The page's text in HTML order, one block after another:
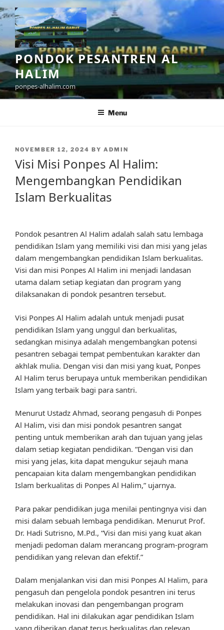
Skip
to
content
PONDOK PESANTREN AL
HALIM
ponpes-alhalim.com
Menu
POSTED
ON
NOVEMBER 12, 2024 BY ADMIN
Visi Misi Ponpes Al Halim:
Mengembangkan Pendidikan
Islam Berkualitas
Pondok pesantren Al Halim adalah salah satu lembaga
pendidikan Islam yang memiliki visi dan misi yang jelas
dalam mengembangkan pendidikan Islam berkualitas.
Visi dan misi Ponpes Al Halim ini menjadi landasan
utama dalam setiap kegiatan dan program yang
dilaksanakan di pondok pesantren tersebut.
Visi Ponpes Al Halim adalah untuk menjadi pusat
pendidikan Islam yang unggul dan berkualitas,
sedangkan misinya adalah mengembangkan potensi
pesantren sebagai tempat pembentukan karakter dan
akhlak mulia. Dengan visi dan misi yang kuat, Ponpes
Al Halim terus berupaya untuk memberikan pendidikan
Islam yang terbaik bagi para santri.
Menurut Ustadz Ahmad, seorang pengasuh di Ponpes
Al Halim, visi dan misi pondok pesantren sangat
penting untuk memberikan arah dan tujuan yang jelas
dalam setiap kegiatan pendidikan. “Dengan visi dan
misi yang jelas, kita dapat mengukur sejauh mana
pencapaian kita dalam mengembangkan pendidikan
Islam berkualitas di Ponpes Al Halim,” ujarnya.
Para pakar pendidikan juga menilai pentingnya visi dan
misi dalam sebuah lembaga pendidikan. Menurut Prof.
Dr. Hadi Sutrisno, M.Pd., “Visi dan misi yang kuat akan
menjadi pedoman dalam merancang program-program
pendidikan yang relevan dan efektif.”
Dalam menjalankan visi dan misi Ponpes Al Halim, para
pengasuh dan pengelola pondok pesantren ini terus
melakukan inovasi dan pengembangan program
pendidikan. Hal ini dilakukan agar pendidikan Islam